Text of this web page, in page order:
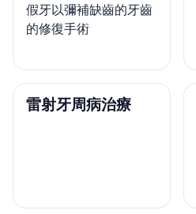
假牙以彌補缺齒的牙齒
的修復手術
雷射牙周病治療